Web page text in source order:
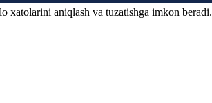
xatolarini aniqlash va tuzatishga imkon beradi.